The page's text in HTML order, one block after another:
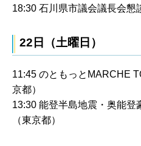
18:30 石川県市議会議長会懇
22日（土曜日）
11:45 のともっとMARCHE
京都）
13:30 能登半島地震・奥能登
（東京都）